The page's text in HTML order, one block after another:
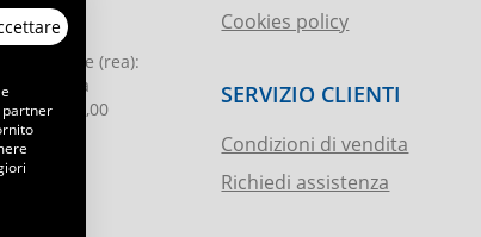
imprese (rea):
di Brescia
:€ 51.000,00
Cookies policy
SERVIZIO CLIENTI
Condizioni di vendita
Richiedi assistenza
partner